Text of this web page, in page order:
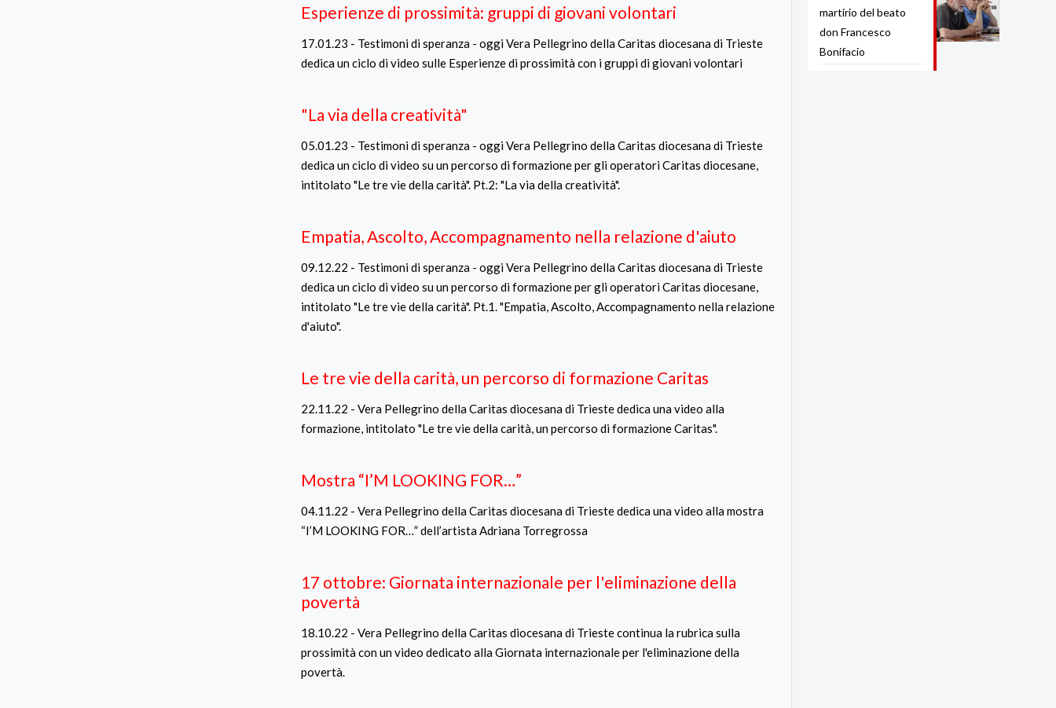
Esperienze di prossimità: gruppi di giovani volontari
17.01.23 - Testimoni di speranza - oggi Vera Pellegrino della Caritas diocesana di Trieste
dedica un ciclo di video sulle Esperienze di prossimità con i gruppi di giovani volontari
"La via della creatività"
05.01.23 - Testimoni di speranza - oggi Vera Pellegrino della Caritas diocesana di Trieste
dedica un ciclo di video su un percorso di formazione per gli operatori Caritas diocesane,
intitolato "Le tre vie della carità". Pt.2: "La via della creatività".
Empatia, Ascolto, Accompagnamento nella relazione d'aiuto
09.12.22 - Testimoni di speranza - oggi Vera Pellegrino della Caritas diocesana di Trieste
dedica un ciclo di video su un percorso di formazione per gli operatori Caritas diocesane,
intitolato "Le tre vie della carità". Pt.1. "Empatia, Ascolto, Accompagnamento nella relazione
d'aiuto".
Le tre vie della carità, un percorso di formazione Caritas
22.11.22 - Vera Pellegrino della Caritas diocesana di Trieste dedica una video alla
formazione, intitolato "Le tre vie della carità, un percorso di formazione Caritas".
Mostra “I’M LOOKING FOR…”
04.11.22 - Vera Pellegrino della Caritas diocesana di Trieste dedica una video alla mostra
“I’M LOOKING FOR…” dell’artista Adriana Torregrossa
17 ottobre: Giornata internazionale per l'eliminazione della
povertà
18.10.22 - Vera Pellegrino della Caritas diocesana di Trieste continua la rubrica sulla
prossimità con un video dedicato alla Giornata internazionale per l'eliminazione della
povertà.
martirio del beato
don Francesco
Bonifacio